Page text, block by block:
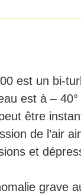
est un bi-
est à – 40°
être
de l’air
et
grave